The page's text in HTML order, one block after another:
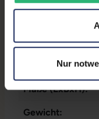
Nur
Arbeitsspeicher:
GTIN/EAN:
Maße (LxBxH):
Gewicht: